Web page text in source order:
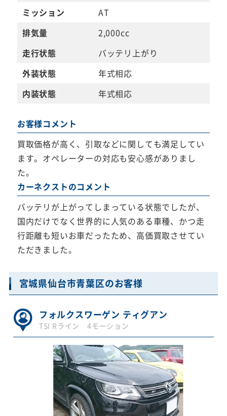
ミッション
AT
排気量
2,000cc
走行状態
バッテリ上がり
外装状態
年式相応
内装状態
年式相応
お客様コメント
買取価格が高く、引取などに関しても満足してい
ます。オペレーターの対応も安心感がありまし
た。
カーネクストのコメント
バッテリが上がってしまっている状態でしたが、
国内だけでなく世界的に人気のある車種、かつ走
行距離も短いお車だったため、高価買取させてい
ただきました。
宮城県仙台市青葉区のお客様
フォルクスワーゲン ティグアン
TSI Rライン 4モーション